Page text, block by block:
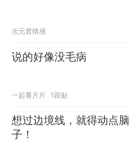
次元君情感
说的好像没毛病
一起看片片 1跟贴
想过边境线，就得动点脑
子！